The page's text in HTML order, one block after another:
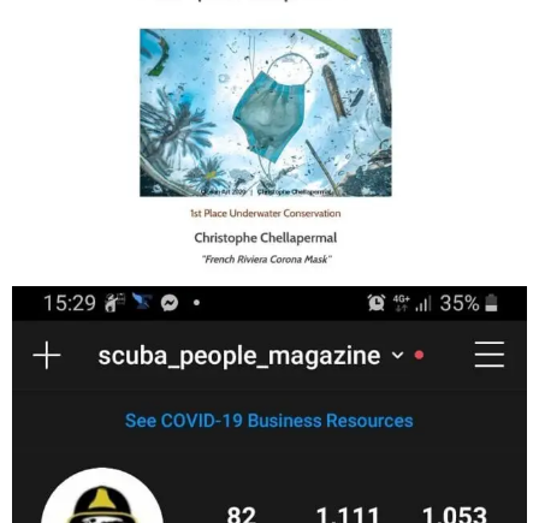
scuba_people_magazine